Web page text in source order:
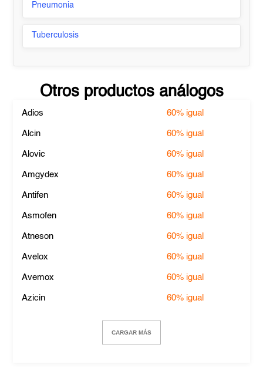
Pneumonia
Tuberculosis
Otros productos análogos
Adios 60% igual
Alcin 60% igual
Alovic 60% igual
Amgydex 60% igual
Antifen 60% igual
Asmofen 60% igual
Atneson 60% igual
Avelox 60% igual
Avemox 60% igual
Azicin 60% igual
CARGAR MÁS